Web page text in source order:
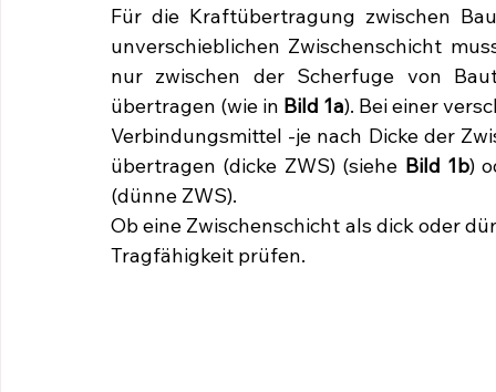
Für die Kraftübertragung zwischen
unverschieblichen Zwischenschicht
nur zwischen der Scherfuge von
übertragen (wie in Bild 1a). Bei einer
Verbindungsmittel -je nach Dicke der
übertragen (dicke ZWS) (siehe Bild 1b)
(dünne ZWS).
Ob eine Zwischenschicht als dick oder
Tragfähigkeit prüfen.